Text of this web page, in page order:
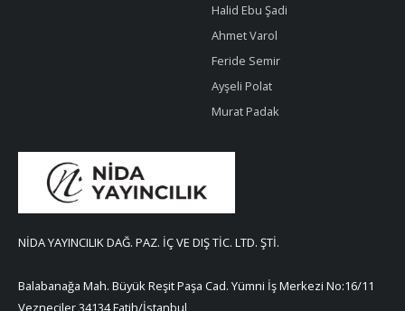
Halid Ebu Şadi
Ahmet Varol
Feride Semir
Ayşeli Polat
Murat Padak
NİDA YAYINCILIK DAĞ. PAZ. İÇ VE DIŞ TİC. LTD. ŞTİ.
Balabanağa Mah. Büyük Reşit Paşa Cad. Yümni İş Merkezi No:16/11